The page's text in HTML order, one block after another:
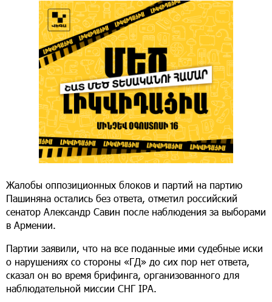
Жалобы оппозиционных блоков и партий на партию
Пашиняна остались без ответа, отметил российский
сенатор Александр Савин после наблюдения за выборами
в Армении.
Партии заявили, что на все поданные ими судебные иски
о нарушениях со стороны «ГД» до сих пор нет ответа,
сказал он во время брифинга, организованного для
наблюдательной миссии СНГ IPA.